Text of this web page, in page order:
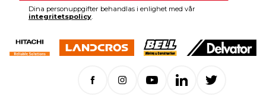
Dina personuppgifter behandlas i enlighet med vår
integritetspolicy.